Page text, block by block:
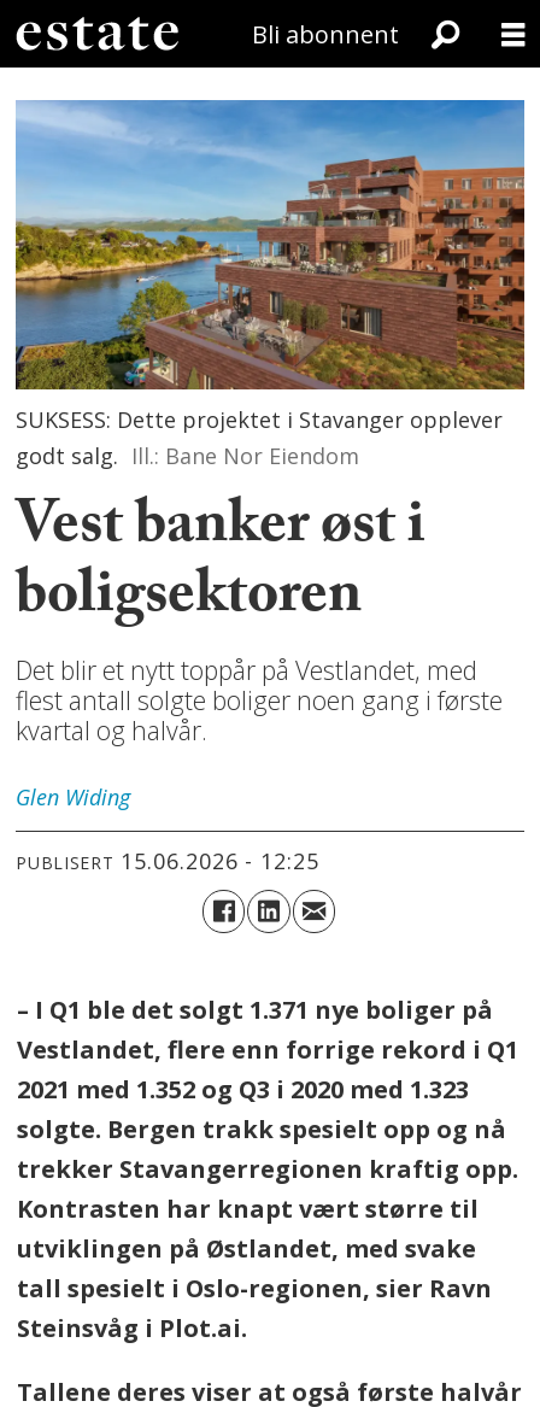
Bli abonnent
SUKSESS: Dette projektet i Stavanger opplever
godt salg. Ill.: Bane Nor Eiendom
Vest banker øst i
boligsektoren
Det blir et nytt toppår på Vestlandet, med
flest antall solgte boliger noen gang i første
kvartal og halvår.
Glen Widing
PUBLISERT 15.06.2026 - 12:25
– I Q1 ble det solgt 1.371 nye boliger på
Vestlandet, flere enn forrige rekord i Q1
2021 med 1.352 og Q3 i 2020 med 1.323
solgte. Bergen trakk spesielt opp og nå
trekker Stavangerregionen kraftig opp.
Kontrasten har knapt vært større til
utviklingen på Østlandet, med svake
tall spesielt i Oslo-regionen, sier Ravn
Steinsvåg i Plot.ai.
Tallene deres viser at også første halvår